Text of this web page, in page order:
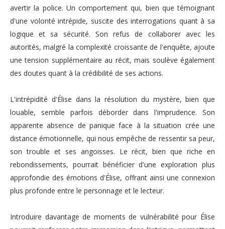
avertir la police. Un comportement qui, bien que témoignant
d'une volonté intrépide, suscite des interrogations quant à sa
logique et sa sécurité. Son refus de collaborer avec les
autorités, malgré la complexité croissante de l'enquête, ajoute
une tension supplémentaire au récit, mais soulève également
des doutes quant à la crédibilité de ses actions.
L'intrépidité d'Élise dans la résolution du mystère, bien que
louable, semble parfois déborder dans l'imprudence. Son
apparente absence de panique face à la situation crée une
distance émotionnelle, qui nous empêche de ressentir sa peur,
son trouble et ses angoisses. Le récit, bien que riche en
rebondissements, pourrait bénéficier d'une exploration plus
approfondie des émotions d'Élise, offrant ainsi une connexion
plus profonde entre le personnage et le lecteur.
Introduire davantage de moments de vulnérabilité pour Élise